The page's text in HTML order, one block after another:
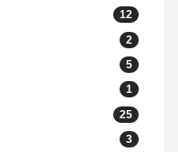
12
2
5
1
25
3